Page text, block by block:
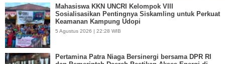
Mahasiswa KKN UNCRI Kelompok VIII
Sosialisasikan Pentingnya Siskamling untuk Perkuat
Keamanan Kampung Udopi
5 Agustus 2026 | 22:28 WIB
Pertamina Patra Niaga Bersinergi bersama DPR RI